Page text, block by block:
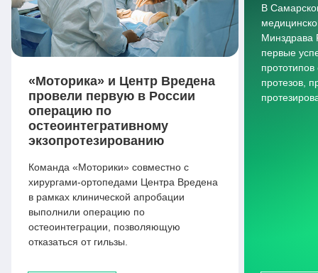
«Моторика» и Центр Вредена
провели первую в России
операцию по
остеоинтегративному
экзопротезированию
Команда «Моторики» совместно с
хирургами-ортопедами Центра Вредена
в рамках клинической апробации
выполнили операцию по
остеоинтеграции, позволяющую
отказаться от гильзы.
В
первые
протезов,